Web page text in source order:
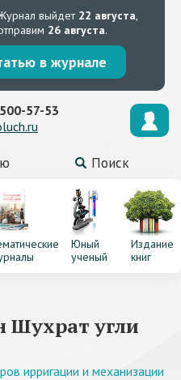
выйдет 22 августа,
26 августа.
в журнале
Поиск
57-53
Юный
ученый
Издание
книг
Шухрат угли
ирригации и механизации